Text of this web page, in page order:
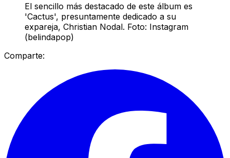
El sencillo más destacado de este álbum es
'Cactus', presuntamente dedicado a su
expareja, Christian Nodal. Foto: Instagram
(belindapop)
Comparte: